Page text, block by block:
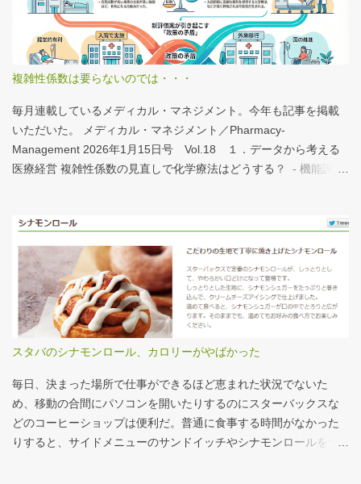
計。人数が0人の施設は集計に含まない この施設は何人いるんだろ
う？、あの施設は何人だろう？と見てみるだけでも十分興味深い
が、上のグラフのような情報が頭に入っていると、比較整理しや
する。立派な建物がある。武蔵国府の国司館（こくしのたち）を
復元したものだ。写真だけでは、大きさが分かりづらいはずだ。
今月訪れた武蔵国府跡 実際には10分の1サイズの模型なので、そ
れほど大きくない。人が一緒に写っている新聞記事（ （まちの記
憶）武蔵国府跡 東京都府中市：朝日新聞デジタル ）を見れば、
い。平均値で見ても情報は十分でないかもしれない。しかし、ヒ
ストグラムなどをあわせて見れば、相対的なポジションが分かり
やすい。朝日新聞の記事は、人が一緒に写っているので大きさを
把握しやすい。 そういえば、大きさ比較でタバコの箱を横に並べ
るのって、最近見かけないなぁ・・・。このご時世、タバコはNG
なのか？？
複雑性係数は要らないのでは・・・
毎月連載しているメディカル・マネジメント。今年も記事を掲載
いただいた。 メディカル・マネジメント／Pharmacy-
Management 2026年1月15日号 Vol.18 １．データから考える
医療経営 複雑性係数の見直しで化学療法はどうする？ - 機能評価
は微妙だ・・・と言い続けて10数年、ようやく見直されるよう
だ。ただ、その見直し内容も微妙では？？？というのが記事の主
旨。 AIにまとめさせるとこんな感じ。 日頃、各方面から「話が長
い」と言われているので、自分が話すよりAIが話した方がよいと
言われるのは時間の問題だろう。
スタバのシナモンロール、カロリーがやばかった
毎日、決まった場所で仕事ができるほど恵まれた状況でないた
め、移動の合間にパソコンを開いたりするのにスターバックスな
どのコーヒーショップは便利だ。普通に食事する時間がなかった
りすると、サイドメニューのサンドイッチやシナモンロールをつ